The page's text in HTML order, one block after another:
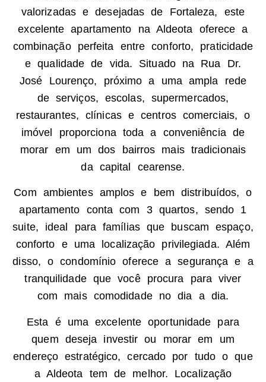
valorizadas e desejadas de Fortaleza, este
excelente apartamento na Aldeota oferece a
combinação perfeita entre conforto, praticidade
e qualidade de vida. Situado na Rua Dr.
José Lourenço, próximo a uma ampla rede
de serviços, escolas, supermercados,
restaurantes, clínicas e centros comerciais, o
imóvel proporciona toda a conveniência de
morar em um dos bairros mais tradicionais
da capital cearense.
Com ambientes amplos e bem distribuídos, o
apartamento conta com 3 quartos, sendo 1
suite, ideal para famílias que buscam espaço,
conforto e uma localização privilegiada. Além
disso, o condomínio oferece a segurança e a
tranquilidade que você procura para viver
com mais comodidade no dia a dia.
Esta é uma excelente oportunidade para
quem deseja investir ou morar em um
endereço estratégico, cercado por tudo o que
a Aldeota tem de melhor. Localização